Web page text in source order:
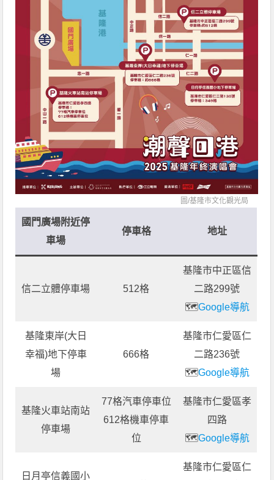
圖/基隆市文化觀光局
國門廣場附近停
車場
停車格 地址
信二立體停車場 512格
基隆市中正區信
二路299號
🗺️Google導航
基隆東岸(大日
幸福)地下停車
場
666格
基隆市仁愛區仁
二路236號
🗺️Google導航
基隆火車站南站
停車場
77格汽車停車位
612格機車停車
位
基隆市仁愛區孝
四路
🗺️Google導航
日月亭信義國小
基隆市仁愛區仁